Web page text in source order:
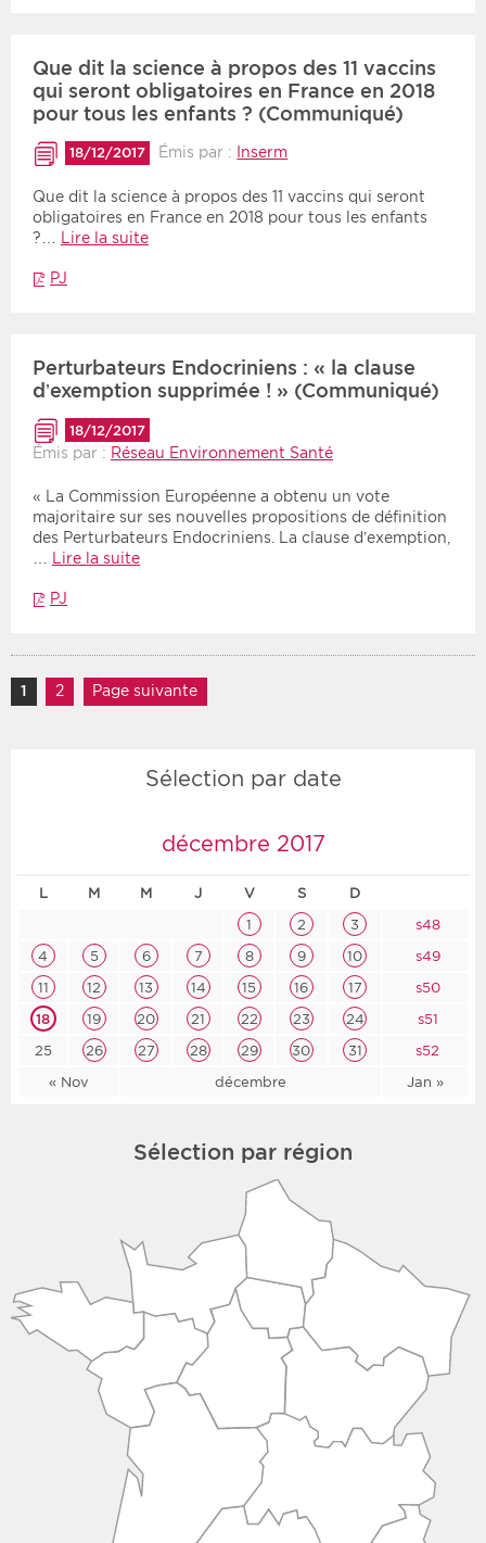
Que dit la science à propos des 11 vaccins
qui seront obligatoires en France en 2018
pour tous les enfants ? (Communiqué)
18/12/2017 Émis par : Inserm
Que dit la science à propos des 11 vaccins qui seront
obligatoires en France en 2018 pour tous les enfants
?…
Lire la suite
PJ
Perturbateurs Endocriniens : « la clause
d’exemption supprimée ! » (Communiqué)
18/12/2017
Émis par : Réseau Environnement Santé
« La Commission Européenne a obtenu un vote
majoritaire sur ses nouvelles propositions de définition
des Perturbateurs Endocriniens. La clause d’exemption,
Lire la suite
PJ
Navigation des articles
Page
1 Page
2 Page suivante
Sélection par date
décembre 2017
L M M J V S D
« Nov décembre Jan »
1 2 3
s48
4
5 6 7 8 9 10
s49
11
12 13 14 15 16 17
s50
18
19 20 21 22 23 24
s51
25
26 27 28 29 30 31 s52
Sélection par région